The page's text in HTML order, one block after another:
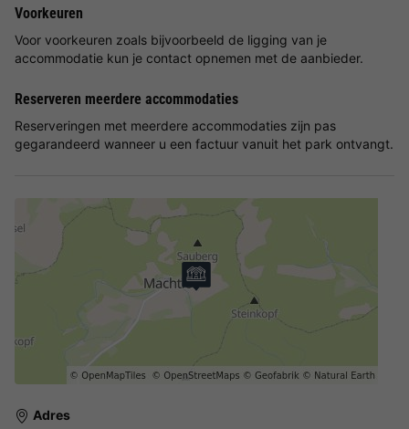
Voorkeuren
Voor voorkeuren zoals bijvoorbeeld de ligging van je
accommodatie kun je contact opnemen met de aanbieder.
Reserveren meerdere accommodaties
Reserveringen met meerdere accommodaties zijn pas
gegarandeerd wanneer u een factuur vanuit het park ontvangt.
Adres